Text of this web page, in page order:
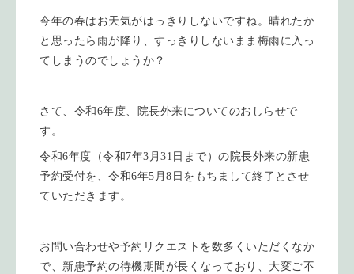
今年の春はお天気がはっきりしないですね。晴れたか
と思ったら雨が降り、すっきりしないまま梅雨に入っ
てしまうのでしょうか？
さて、令和6年度、院長外来についてのおしらせで
す。
令和6年度（令和7年3月31日まで）の院長外来の新患
予約受付を、令和6年5月8日をもちまして終了とさせ
ていただきます。
お問い合わせや予約リクエストを数多くいただくなか
で、新患予約の待機期間が長くなっており、大変ご不